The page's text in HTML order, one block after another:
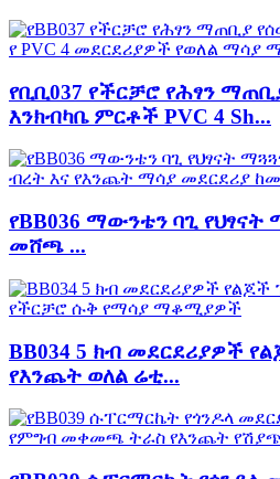
የቢቢ037 የችርቻሮ የሕፃን
እንክብካቤ ምርቶች PVC 4 Sh...
የBB036 ማውንቴን ባጊ
መሸጫ ...
BB034 5 ክብ መደርደሪያዎች
የእንጨት ወለል ሬቲ...